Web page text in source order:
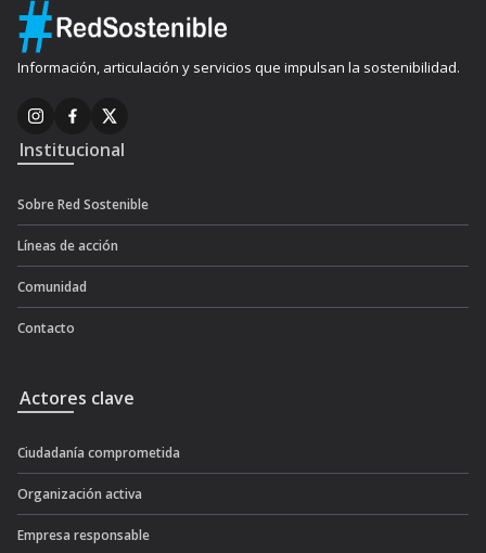
Información, articulación y servicios que impulsan la sostenibilidad.
Institucional
Sobre Red Sostenible
Líneas de acción
Comunidad
Contacto
Actores clave
Ciudadanía comprometida
Organización activa
Empresa responsable